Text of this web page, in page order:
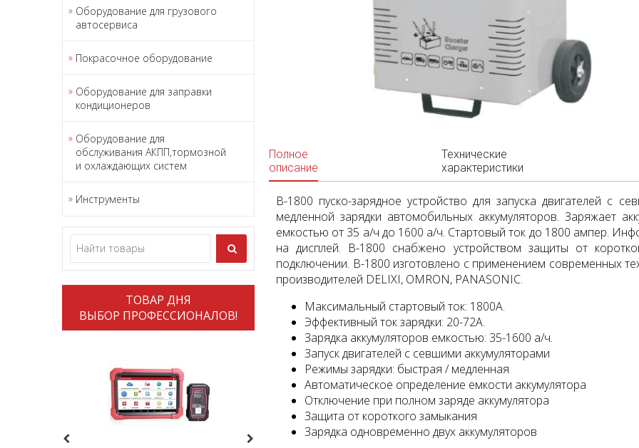
Оборудование для грузового
автосервиса
Покрасочное оборудование
Оборудование для заправки
кондиционеров
Оборудование для
обслуживания АКПП,тормозной
и охлаждающих систем
Инструменты
ТОВАР ДНЯ
ВЫБОР ПРОФЕССИОНАЛОВ!
Previous Next
Полное
описание
Технические
характеристики
B-1800 пуско-зарядное устройство для запуска двигателей с
медленной зарядки автомобильных аккумуляторов. Заряжает
емкостью от 35 а/ч до 1600 а/ч. Стартовый ток до 1800 ампер.
на дисплей. B-1800 снабжено устройством защиты от
подключении. B-1800 изготовлено с применением современных
производителей DELIXI, OMRON, PANASONIC.
Максимальный стартовый ток: 1800А.
Эффективный ток зарядки: 20-72A.
Зарядка аккумуляторов емкостью: 35-1600 а/ч.
Запуск двигателей с севшими аккумуляторами
Режимы зарядки: быстрая / медленная
Автоматическое определение емкости аккумулятора
Отключение при полном заряде аккумулятора
Защита от короткого замыкания
Зарядка одновременно двух аккумуляторов